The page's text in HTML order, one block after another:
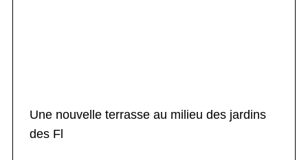
Une nouvelle terrasse au milieu des jardins
des Fl